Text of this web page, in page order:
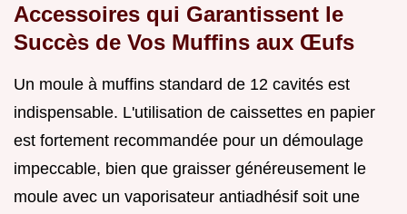
Accessoires qui Garantissent le
Succès de Vos Muffins aux Œufs
Un moule à muffins standard de 12 cavités est
indispensable. L'utilisation de caissettes en papier
est fortement recommandée pour un démoulage
impeccable, bien que graisser généreusement le
moule avec un vaporisateur antiadhésif soit une